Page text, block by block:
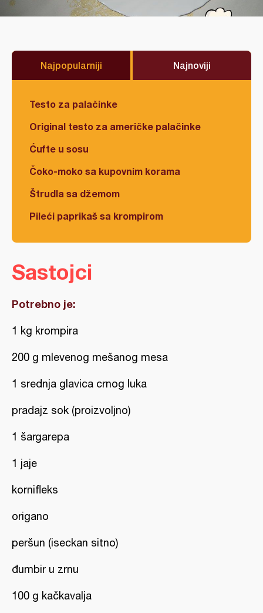
Najpopularniji Najnoviji
Testo za palačinke
Original testo za američke palačinke
Ćufte u sosu
Čoko-moko sa kupovnim korama
Štrudla sa džemom
Pileći paprikaš sa krompirom
Sastojci
Potrebno je:
1 kg krompira
200 g mlevenog mešanog mesa
1 srednja glavica crnog luka
pradajz sok (proizvoljno)
1 šargarepa
1 jaje
kornifleks
origano
peršun (iseckan sitno)
đumbir u zrnu
100 g kačkavalja